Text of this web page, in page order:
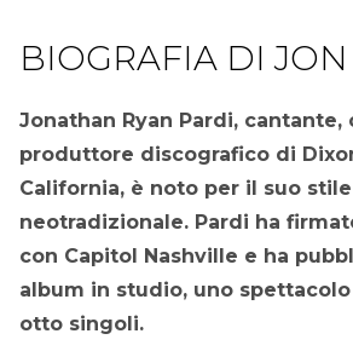
BIOGRAFIA DI
Jonathan Ryan Pardi,
produttore discografico di
California, è noto per il suo stile
neotradizionale. Pardi ha
con Capitol Nashville e ha
album in studio, uno
otto singoli.